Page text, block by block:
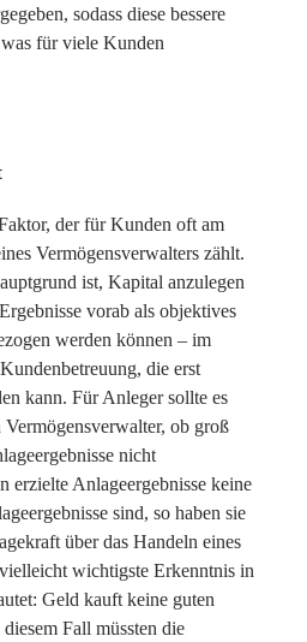
sodass diese bessere
für viele Kunden
der für Kunden oft am
Vermögensverwalters zählt.
ist, Kapital anzulegen
vorab als objektives
werden können – im
die erst
kann. Für Anleger sollte es
ob groß
nicht
erzielte Anlageergebnisse keine
sind, so haben sie
über das Handeln eines
wichtigste Erkenntnis in
Geld kauft keine guten
Fall müssten die